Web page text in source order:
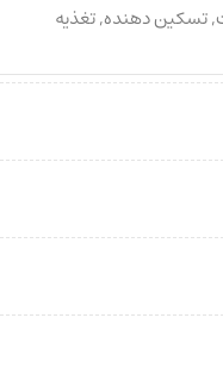
,تسکین دهنده,تغذیه